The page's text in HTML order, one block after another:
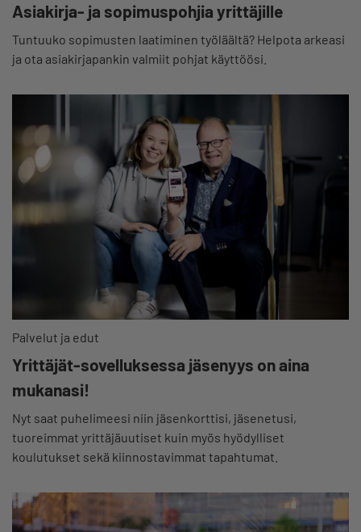
Asiakirja- ja sopimuspohjia yrittäjille
Tuntuuko sopimusten laatiminen työläältä? Helpota arkeasi
ja ota asiakirjapankin valmiit pohjat käyttöösi.
Palvelut ja edut
Yrittäjät-sovelluksessa jäsenyys on aina
mukanasi!
Nyt saat puhelimeesi niin jäsenkorttisi, jäsenetusi,
tuoreimmat yrittäjäuutiset kuin myös hyödylliset
koulutukset sekä kiinnostavimmat tapahtumat.